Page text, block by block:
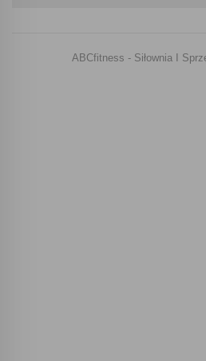
ABCfitness - Siłownia I